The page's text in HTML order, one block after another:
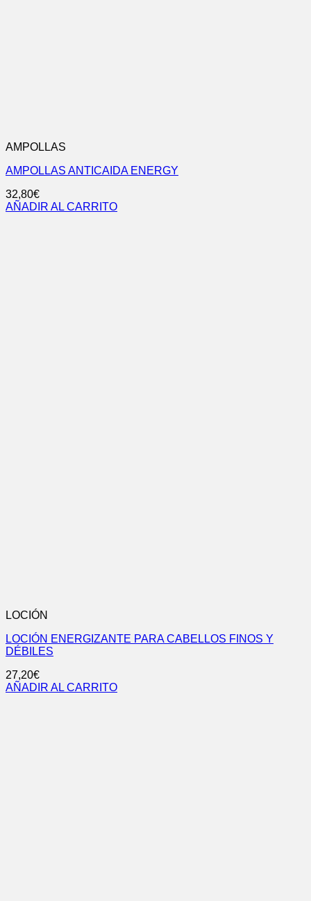
AMPOLLAS
AMPOLLAS ANTICAIDA ENERGY
32,80€
AÑADIR AL CARRITO
LOCIÓN
LOCIÓN ENERGIZANTE PARA CABELLOS FINOS Y
DÉBILES
27,20€
AÑADIR AL CARRITO